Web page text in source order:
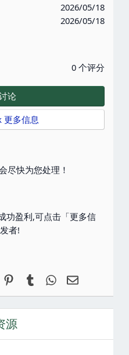
2026/05/18
2026/05/18
0 个评分
论
多信息
尽快为您处理！
功盈利,可点击「更多信
者!
Pinterest
Tumblr WhatsApp
电子邮件
源